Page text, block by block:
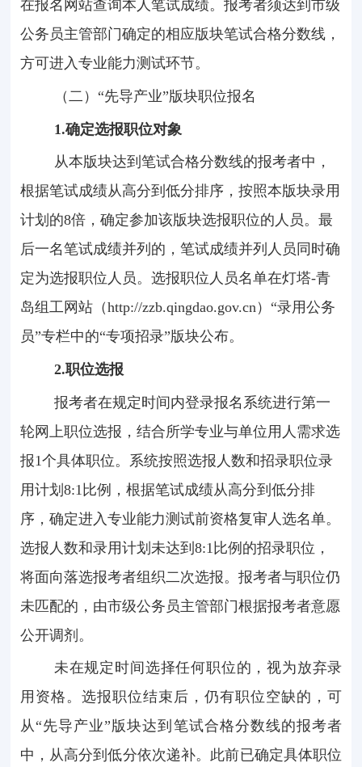
在报名网站查询本人笔试成绩。报考者须达到市级
公务员主管部门确定的相应版块笔试合格分数线，
方可进入专业能力测试环节。
（二）“先导产业”版块职位报名
1.确定选报职位对象
从本版块达到笔试合格分数线的报考者中，
根据笔试成绩从高分到低分排序，按照本版块录用
计划的8倍，确定参加该版块选报职位的人员。最
后一名笔试成绩并列的，笔试成绩并列人员同时确
定为选报职位人员。选报职位人员名单在灯塔-青
岛组工网站（http://zzb.qingdao.gov.cn）“录用公务
员”专栏中的“专项招录”版块公布。
2.职位选报
报考者在规定时间内登录报名系统进行第一
轮网上职位选报，结合所学专业与单位用人需求选
报1个具体职位。系统按照选报人数和招录职位录
用计划 8:1 比例，根据笔试成绩从高分到低分排
序，确定进入专业能力测试前资格复审人选名单。
选报人数和录用计划未达到 8:1 比例的招录职位，
将面向落选报考者组织二次选报。报考者与职位仍
未匹配的，由市级公务员主管部门根据报考者意愿
公开调剂。
未在规定时间选择任何职位的，视为放弃录
用资格。选报职位结束后，仍有职位空缺的，可
从“先导产业”版块达到笔试合格分数线的报考者
中，从高分到低分依次递补。此前已确定具体职位